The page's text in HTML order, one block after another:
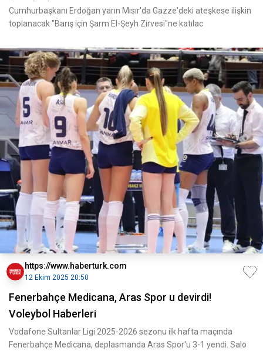
Cumhurbaşkanı Erdoğan yarın Mısır'da Gazze'deki ateşkese ilişkin
toplanacak "Barış için Şarm El-Şeyh Zirvesi"ne katılac
https://www.haberturk.com
12 Ekim 2025 20:50
Fenerbahçe Medicana, Aras Spor u devirdi!
Voleybol Haberleri
Vodafone Sultanlar Ligi 2025-2026 sezonu ilk hafta maçında
Fenerbahçe Medicana, deplasmanda Aras Spor'u 3-1 yendi. Salo